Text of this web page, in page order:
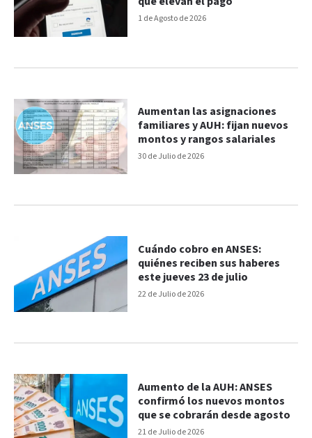
1 de Agosto de 2026
30 de Julio de 2026
Aumentan las asignaciones
familiares y AUH: fijan nuevos
montos y rangos salariales
22 de Julio de 2026
Cuándo cobro en ANSES:
quiénes reciben sus haberes
este jueves 23 de julio
21 de Julio de 2026
Aumento de la AUH: ANSES
confirmó los nuevos montos
que se cobrarán desde agosto